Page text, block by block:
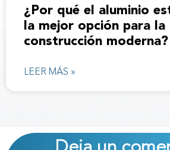
¿Por qué el aluminio
la mejor opción para la
construcción moderna?
LEER MÁS »